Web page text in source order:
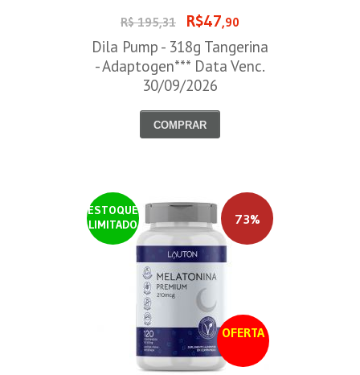
R$ 195,31 R$47,90
Dila Pump - 318g Tangerina
- Adaptogen*** Data Venc.
30/09/2026
COMPRAR
ESTOQUE
LIMITADO
OFERTA
73%